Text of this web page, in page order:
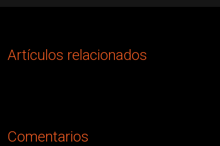
Artículos relacionados
Comentarios